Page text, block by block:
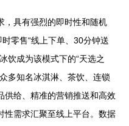
，具有强烈的即时性和随机
零售“线上下单、30分钟送
饮成为该模式下的“天选之
多知名冰淇淋、茶饮、连锁
供给、精准的营销推送和高效
性需求汇聚至线上平台。数据